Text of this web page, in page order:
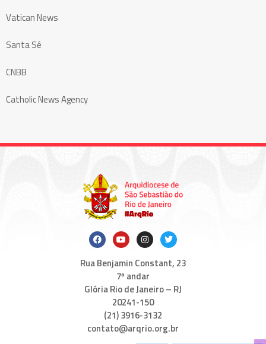
Vatican News
Santa Sé
CNBB
Catholic News Agency
Rua Benjamin Constant, 23
7º andar
Glória Rio de Janeiro – RJ
20241-150
(21) 3916-3132
contato@arqrio.org.br